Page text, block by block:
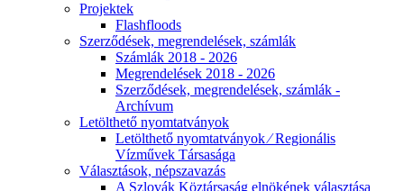
Projektek
Flashfloods
Szerződések, megrendelések, számlák
Számlák 2018 - 2026
Megrendelések 2018 - 2026
Szerződések, megrendelések, számlák -
Archívum
Letölthető nyomtatványok
Letölthető nyomtatványok ⁄ Regionális
Vízművek Társasága
Választások, népszavazás
A Szlovák Köztársaság elnökének választása